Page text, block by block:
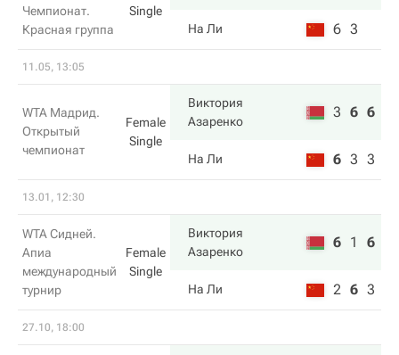
Чемпионат.
Красная группа
Single
На Ли 6 3
11.05, 13:05
WTA Мадрид.
Открытый
чемпионат
Female
Single
Виктория
Азаренко
3 6 6
На Ли 6 3 3
13.01, 12:30
WTA Сидней.
Апиа
международный
турнир
Female
Single
Виктория
Азаренко
6 1 6
На Ли 2 6 3
27.10, 18:00